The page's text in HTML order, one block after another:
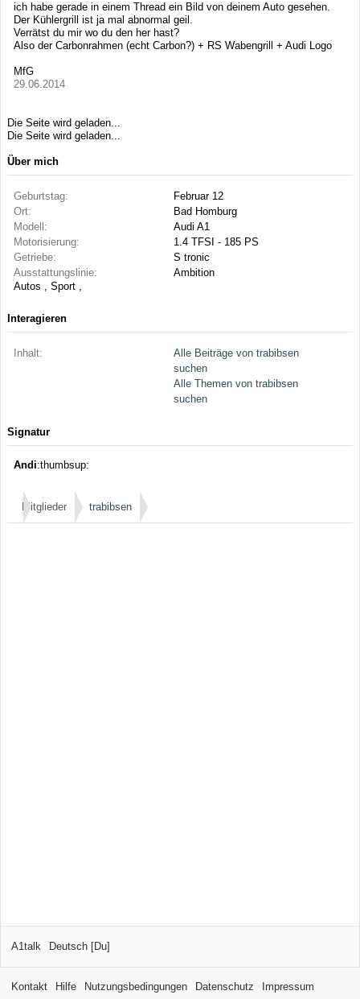
ich habe gerade in einem Thread ein Bild von deinem Auto gesehen.
Der Kühlergrill ist ja mal abnormal geil.
Verrätst du mir wo du den her hast?
Also der Carbonrahmen (echt Carbon?) + RS Wabengrill + Audi Logo
MfG
29.06.2014
Die Seite wird geladen...
Die Seite wird geladen...
Über mich
Geburtstag:
Februar 12
Ort:
Bad Homburg
Modell:
Audi A1
Motorisierung:
1.4 TFSI - 185 PS
Getriebe:
S tronic
Ausstattungslinie:
Ambition
Autos , Sport ,
Interagieren
Inhalt:
Alle Beiträge von trabibsen
suchen
Alle Themen von trabibsen
suchen
Signatur
Andi:thumbsup:
Mitglieder trabibsen
A1talk Deutsch [Du]
Kontakt Hilfe Nutzungsbedingungen Datenschutz Impressum